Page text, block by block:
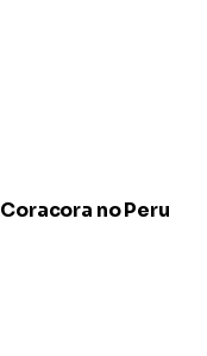
no Peru